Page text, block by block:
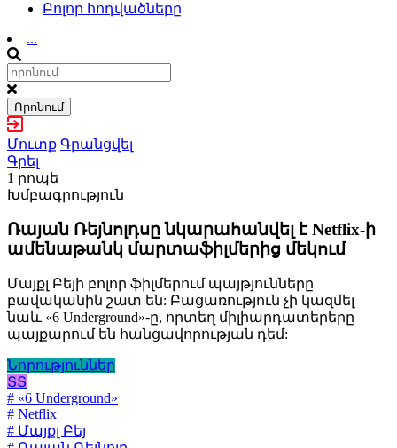
Բոլոր հոդվածները
...
Որոնում
Մուտք Գրանցվել
Գրել
1 րոպե
Խմբագրություն
Ռայան Ռեյնոլդսը նկարահանվել է Netflix-ի
ամենաթանկ մարտաֆիլմերից մեկում
Մայքլ Բեյի բոլոր ֆիլմերում պայթյունները
բավականին շատ են: Բացառություն չի կազմել
նաև «6 Underground»-ը, որտեղ միլիարդատերերը
պայքարում են հանցավորության դեմ:
Նորություններ
ՏՏ
# «6 Underground»
# Netflix
# Մայքլ Բեյ